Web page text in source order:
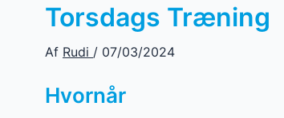
Torsdags Træning
Af Rudi / 07/03/2024
Hvornår